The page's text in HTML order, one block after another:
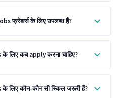
jobs फ्रेशर्स के लिए उपलब्ध हैं?
के लिए कब apply करना चाहिए?
के लिए कौन-कौन सी स्किल जरूरी हैं?